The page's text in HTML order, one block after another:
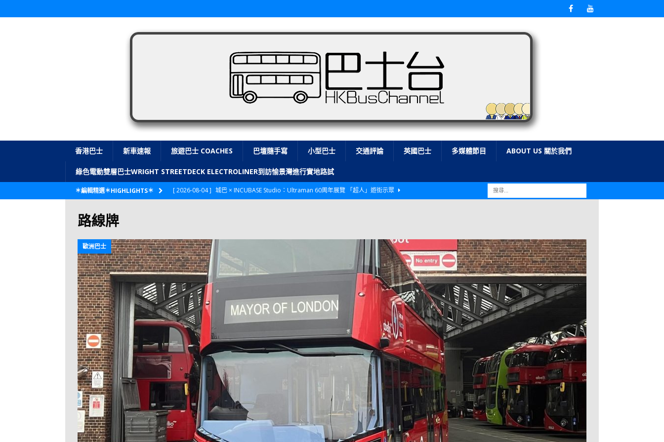
香港巴士 新車速報 旅遊巴士 COACHES 巴壇隨手寫 小型巴士 交通評論 英國巴士 多媒體節目 ABOUT US 關於我們
綠色電動雙層巴士WRIGHT STREETDECK ELECTROLINER到訪愉景灣進行實地路試
＊編輯精選＊HIGHLIGHTS＊ [ 2026-08-04 ] 城巴 × INCUBASE Studio：Ultraman 60周年展覽 「超人」遊街示眾
LONGWIN 九巴及龍運
[ 2026-07-26 ]
【新車速報】第一部 410PS 規格宇通旅遊巴士 – 榮利「樂園快線」仕様
新車速報
[ 2026-07-23 ] 【電車】究竟幾幅插畫係為乜過唔到審批？
公益活動
[ 2026-07-22 ]
【輕鐵】痴卡哇列車2026年暑假陪大家搭「輕鐵發現號」旅遊專綫
MTR 港鐵
[ 2026-07-07 ] VOLVO 全新電動巴士 BERL 樣板車抵港
電動巴士
[ 2026-07-05 ]
美國國慶250，貼部電車慶祝，準備禮物叫人任影
電車
[ 2026-06-24 ]
校巴終於第一滴血了
[ 2026-06-23 ]
【纜車】昂坪360正式開展20周年慶典 玩轉「日與夜」好時光
MTR 港
鐵
[ 2026-06-22 ]
Adidas FIFA 世界盃 The Yard 巴士巡遊 CITYBUS 城巴
路線牌
歐洲巴士